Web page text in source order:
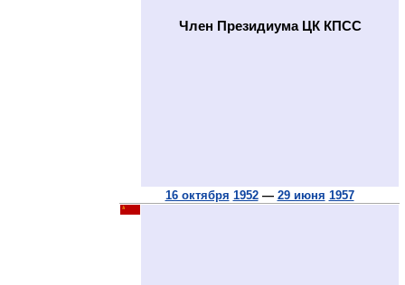
Член Президиума ЦК КПСС
16 октября 1952— 29 июня 1957